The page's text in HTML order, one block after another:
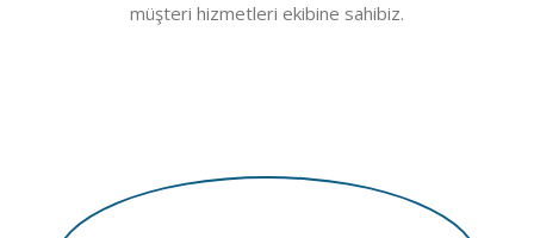
müşteri hizmetleri ekibine sahibiz.